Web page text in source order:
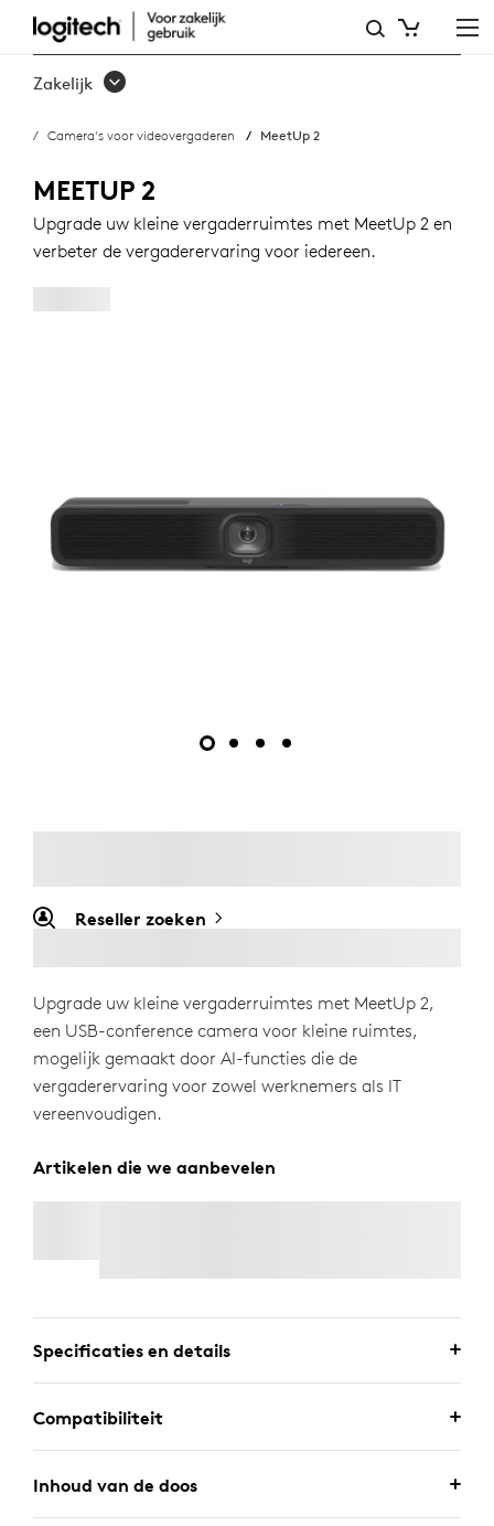
KOOP
MEETUP
Zakelijk
Camera's voor videovergaderen MeetUp 2
MEETUP 2
Upgrade uw kleine vergaderruimtes met MeetUp 2 en
verbeter de vergaderervaring voor iedereen.
Reseller zoeken
Upgrade uw kleine vergaderruimtes met MeetUp 2,
een USB-conference camera voor kleine ruimtes,
mogelijk gemaakt door AI-functies die de
vergaderervaring voor zowel werknemers als IT
vereenvoudigen.
Artikelen die we aanbevelen
Specificaties en details
Compatibiliteit
Inhoud van de doos